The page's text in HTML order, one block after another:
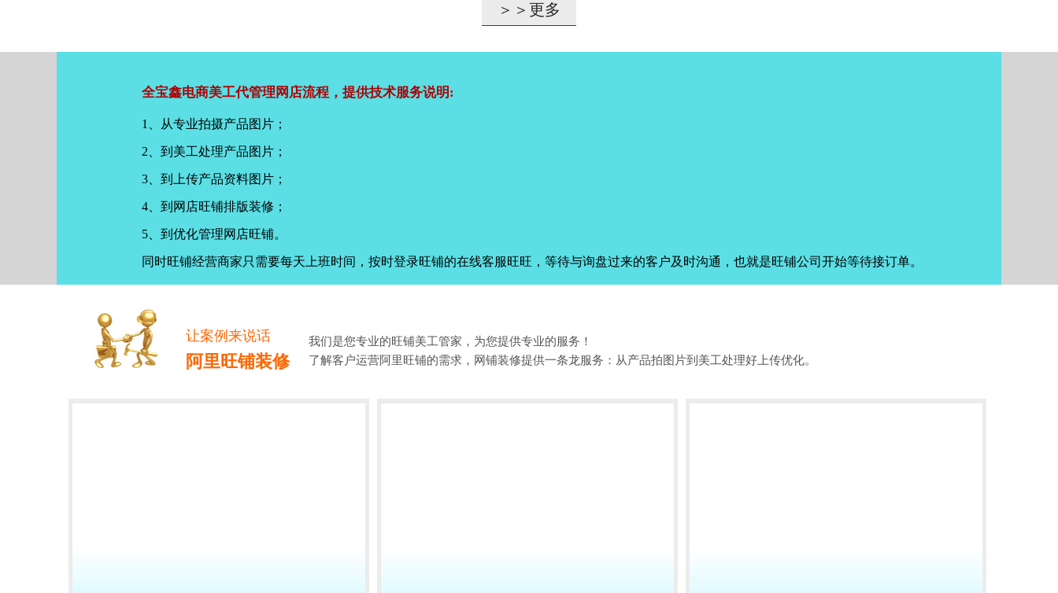
＞＞更多
全宝鑫电商美工代管理网店流程，提供技术服务说明:
1、从专业拍摄产品图片；
2、到美工处理产品图片；
3、到上传产品资料图片；
4、到网店旺铺排版装修；
5、到优化管理网店旺铺。
同时旺铺经营商家只需要每天上班时间，按时登录旺铺的在线客服旺旺，等待与询盘过来的客户及时沟通，也就是旺铺公司开始等待接订单。
让案例来说话
阿里旺铺装修
我们是您专业的旺铺美工管家，为您提供专业的服务！
了解客户运营阿里旺铺的需求，网铺装修提供一条龙服务：从产品拍图片到美工处理好上传优化。